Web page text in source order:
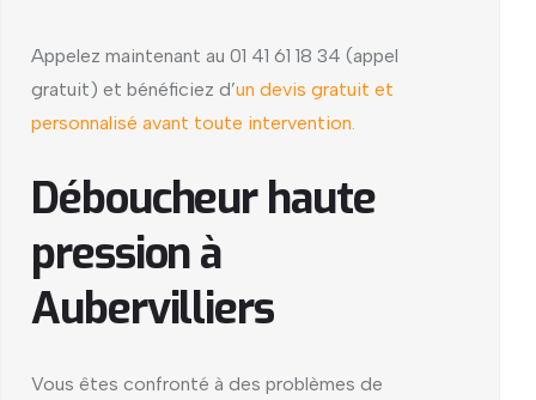
Appelez maintenant au 01 41 61 18 34 (appel
gratuit) et bénéficiez d’un devis gratuit et
personnalisé avant toute intervention.
Déboucheur haute
pression à
Aubervilliers
Vous êtes confronté à des problèmes de